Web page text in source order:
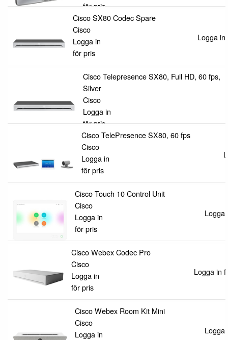
för pris
Cisco SX80 Codec Spare
Cisco
Logga in
för pris
Logga in
Cisco Telepresence SX80, Full HD, 60 fps,
Silver
Cisco
Logga in
för pris
Cisco TelePresence SX80, 60 fps
Cisco
Logga in
för pris
Cisco Touch 10 Control Unit
Cisco
Logga in
för pris
Logga
Cisco Webex Codec Pro
Cisco
Logga in
för pris
Logga in
Cisco Webex Room Kit Mini
Cisco
Logga in
Logga